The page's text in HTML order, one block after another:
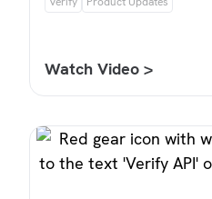
Watch Video >